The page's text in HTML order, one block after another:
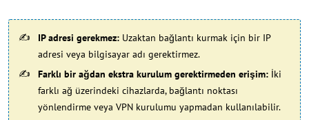
IP adresi gerekmez: Uzaktan bağlantı kurmak için bir IP
adresi veya bilgisayar adı gerektirmez.
Farklı bir ağdan ekstra kurulum gerektirmeden erişim: İki
farklı ağ üzerindeki cihazlarda, bağlantı noktası
yönlendirme veya VPN kurulumu yapmadan kullanılabilir.